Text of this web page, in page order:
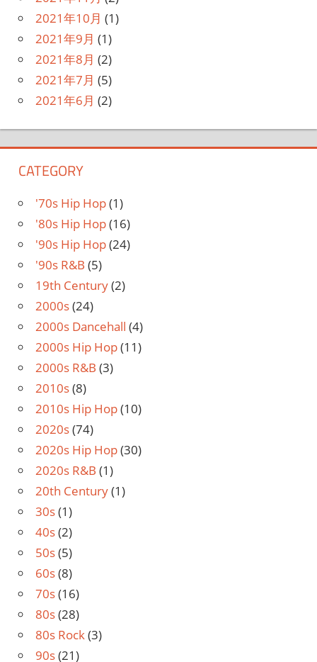
2021年10月 (1)
2021年9月 (1)
2021年8月 (2)
2021年7月 (5)
2021年6月 (2)
CATEGORY
'70s Hip Hop(1)
'80s Hip Hop(16)
'90s Hip Hop(24)
'90s R&B (5)
19th Century(2)
2000s(24)
2000s Dancehall (4)
2000s Hip Hop(11)
2000s R&B (3)
2010s(8)
2010s Hip Hop(10)
2020s(74)
2020s Hip Hop(30)
2020s R&B (1)
20th Century(1)
30s(1)
40s(2)
50s(5)
60s(8)
70s(16)
80s(28)
80s Rock(3)
90s(21)